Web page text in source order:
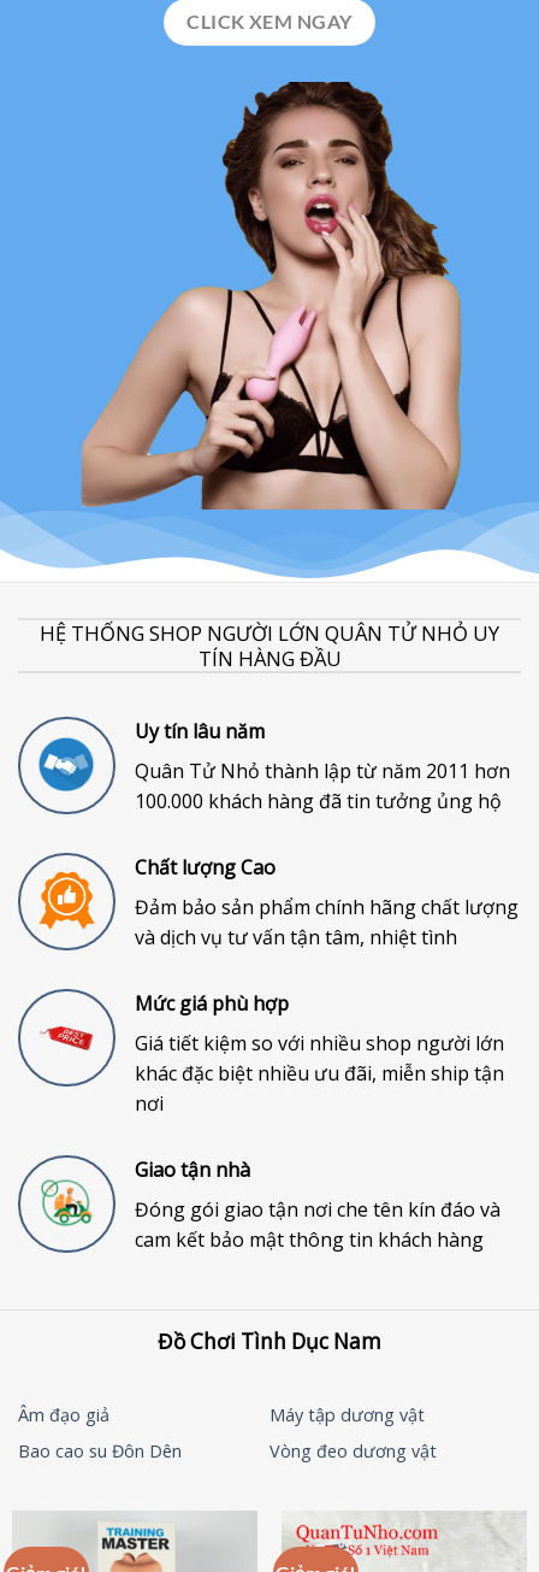
CLICK XEM NGAY
HỆ THỐNG SHOP NGƯỜI LỚN QUÂN TỬ NHỎ UY
TÍN HÀNG ĐẦU
Uy tín lâu năm
Quân Tử Nhỏ thành lập từ năm 2011 hơn
100.000 khách hàng đã tin tưởng ủng hộ
Chất lượng Cao
Đảm bảo sản phẩm chính hãng chất lượng
và dịch vụ tư vấn tận tâm, nhiệt tình
Mức giá phù hợp
Giá tiết kiệm so với nhiều shop người lớn
khác đặc biệt nhiều ưu đãi, miễn ship tận
nơi
Giao tận nhà
Đóng gói giao tận nơi che tên kín đáo và
cam kết bảo mật thông tin khách hàng
Đồ Chơi Tình Dục Nam
Âm đạo giả
Máy tập dương vật
Bao cao su Đôn Dên
Vòng đeo dương vật